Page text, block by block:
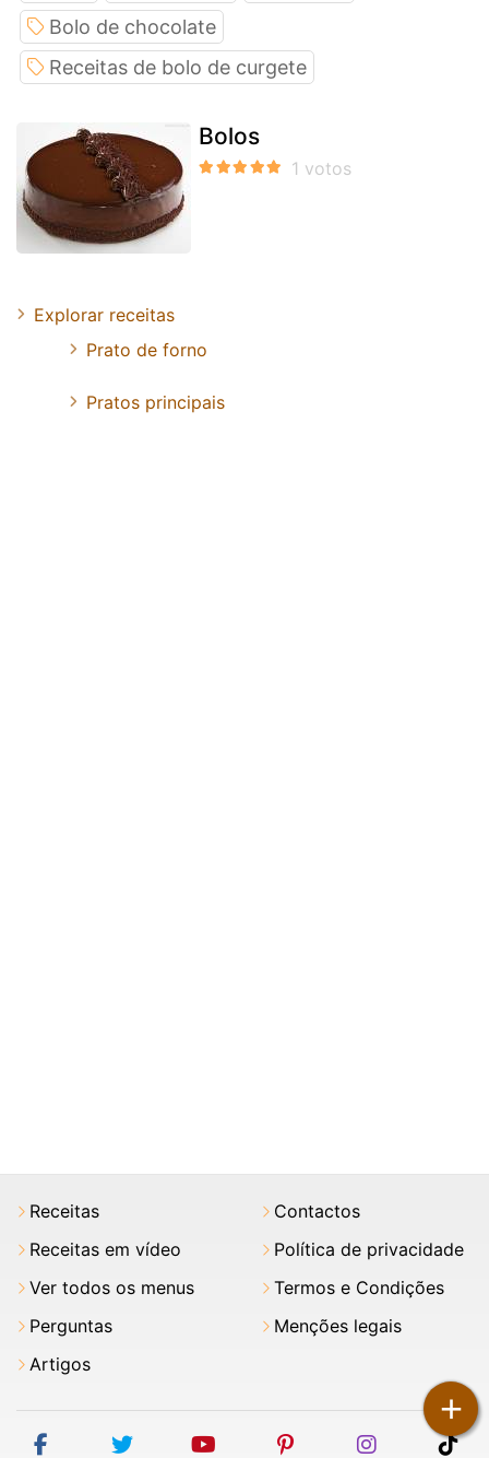
+
Bolo de chocolate
Receitas de bolo de curgete
Bolos
Explorar receitas
Prato de forno
Pratos principais
Receitas
Receitas em vídeo
Ver todos os menus
Perguntas
Artigos
Contactos
Política de privacidade
Termos e Condições
Menções legais
facebooktwitter youtubepinterestinstagram